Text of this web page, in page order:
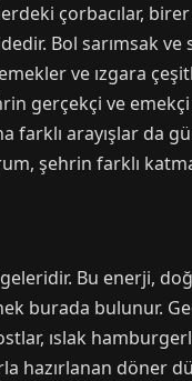
çorbacılar, birer
Bol sarımsak ve
ve ızgara
gerçekçi ve emekçi
farklı arayışlar da
şehrin farklı
Bu enerji,
burada bulunur.
ıslak
hazırlanan döner